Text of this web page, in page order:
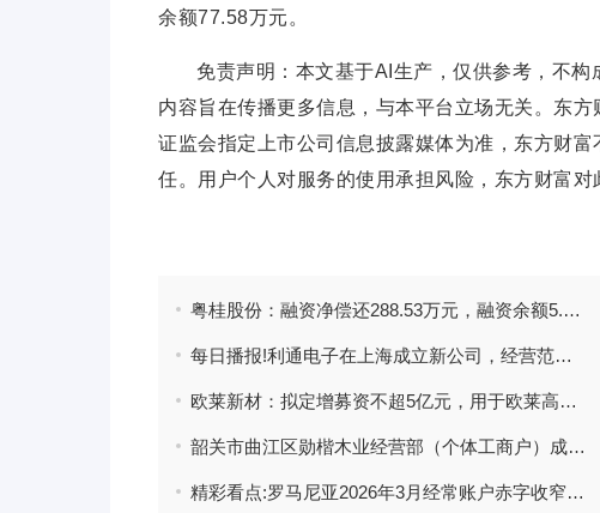
余额77.58万元。
免责声明：本文基于AI生产，仅供参考，不
内容旨在传播更多信息，与本平台立场无关。东
证监会指定上市公司信息披露媒体为准，东方财
任。用户个人对服务的使用承担风险，东方财富对
粤桂股份：融资净偿还288.53万元，融资余额5.98亿元|热门看点
每日播报!利通电子在上海成立新公司，经营范围含计算机及通信设备租赁
欧莱新材：拟定增募资不超5亿元，用于欧莱高性能铜及铜合金零部件和超导材料产业化项目等 快看
韶关市曲江区勋楷木业经营部（个体工商户）成立 注册资本1万人民币
精彩看点:罗马尼亚2026年3月经常账户赤字收窄至23.94亿欧元